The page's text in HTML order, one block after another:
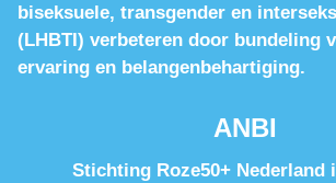
biseksuele, transgender en
(LHBTI) verbeteren door bundeling
ervaring en belangenbehartiging.
ANBI
Stichting Roze50+ Nederland